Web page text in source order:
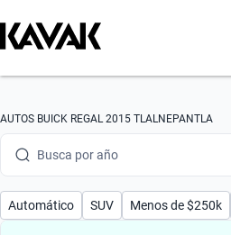
AUTOS BUICK REGAL 2015 TLALNEPANTLA
Busca por marca
Busca por modelo
Busca por versión
Busca por año
Busca por marca
Automático SUV Menos de $250k